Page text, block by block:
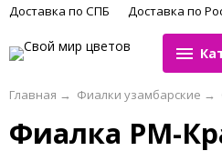
Доставка по СПБ Доставка по
Главная → Фиалки узамбарские →
Фиалка РМ-